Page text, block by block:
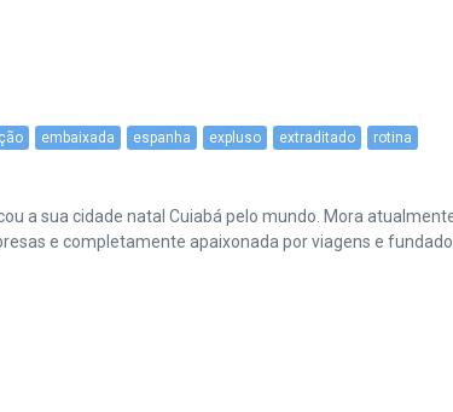
embaixada espanha expluso extraditado rotina
a sua cidade natal Cuiabá pelo mundo. Mora
e completamente apaixonada por viagens e